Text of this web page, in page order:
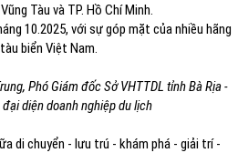
Tàu và TP. Hồ Chí Minh.
10.2025, với sự góp mặt của nhiều hãng
biển Việt Nam.
Phó Giám đốc Sở VHTTDL tỉnh Bà Rịa -
diện doanh nghiệp du lịch
di chuyển - lưu trú - khám phá - giải trí -